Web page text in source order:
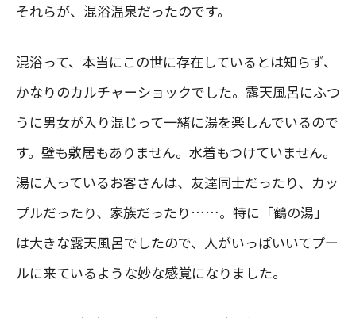
それらが、混浴温泉だったのです。
混浴って、本当にこの世に存在しているとは知らず、
かなりのカルチャーショックでした。露天風呂にふつ
うに男女が入り混じって一緒に湯を楽しんでいるので
す。壁も敷居もありません。水着もつけていません。
湯に入っているお客さんは、友達同士だったり、カッ
プルだったり、家族だったり……。特に「鶴の湯」
は大きな露天風呂でしたので、人がいっぱいいてプー
ルに来ているような妙な感覚になりました。